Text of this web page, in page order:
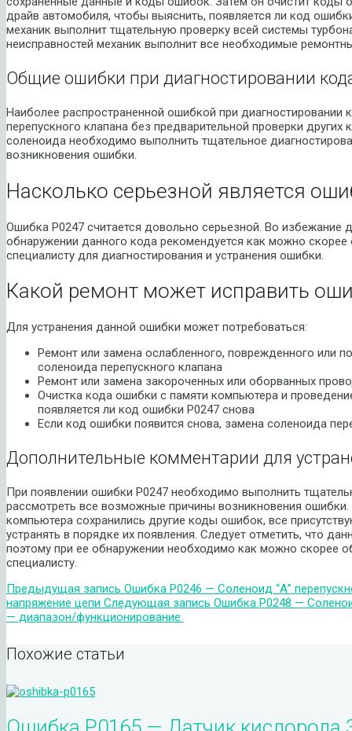
драйв автомобиля, чтобы выяснить, появляется ли код
механик выполнит тщательную проверку всей системы
неисправностей механик выполнит все необходимые
Общие ошибки при диагностировании
Наиболее распространенной ошибкой при диагностировании
перепускного клапана без предварительной проверки
соленоида необходимо выполнить тщательное
возникновения ошибки.
Насколько серьезной является
Ошибка P0247 считается довольно серьезной. Во избежание
обнаружении данного кода рекомендуется как можно
специалисту для диагностирования и устранения ошибки.
Какой ремонт может исправить
Для устранения данной ошибки может потребоваться:
Ремонт или замена ослабленного, поврежденного или
соленоида перепускного клапана
Ремонт или замена закороченных или оборванных
Очистка кода ошибки с памяти компьютера и
появляется ли код ошибки P0247 снова
Если код ошибки появится снова, замена соленоида
Дополнительные комментарии для
При появлении ошибки P0247 необходимо выполнить
рассмотреть все возможные причины возникновения
компьютера сохранились другие коды ошибок, все
устранять в порядке их появления. Следует отметить, что
поэтому при ее обнаружении необходимо как можно скорее
специалисту.
Предыдущая запись Ошибка P0246 — Соленоид “А”
напряжение цепи Следующая запись Ошибка P0248 —
— диапазон/функционирование
Похожие статьи